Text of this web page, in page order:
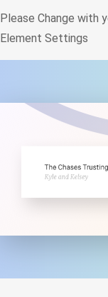
Please Change with
Element Settings